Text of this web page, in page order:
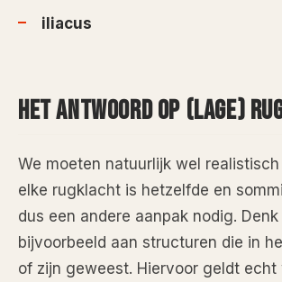
iliacus
HET ANTWOORD OP (LAGE)
We moeten natuurlijk wel
elke rugklacht is hetzelfde en
dus een andere aanpak nodig. Denk
bijvoorbeeld aan structuren die in
of zijn geweest. Hiervoor geldt echt